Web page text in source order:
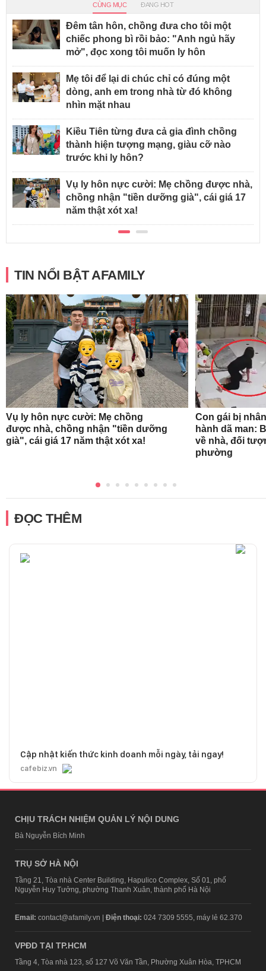
CÙNG MỤC ĐANG HOT
Đêm tân hôn, chồng đưa cho tôi một
chiếc phong bì rồi bảo: "Anh ngủ hãy
mở", đọc xong tôi muốn ly hôn
Mẹ tôi để lại di chúc chỉ có đúng một
dòng, anh em trong nhà từ đó không
nhìn mặt nhau
Kiều Tiên từng đưa cả gia đình chồng
thành hiện tượng mạng, giàu cỡ nào
trước khi ly hôn?
Vụ ly hôn nực cười: Mẹ chồng được nhà,
chồng nhận "tiền dưỡng già", cái giá 17
năm thật xót xa!
TIN NỔI BẬT AFAMILY
Vụ ly hôn nực cười: Mẹ chồng
được nhà, chồng nhận "tiền dưỡng
già", cái giá 17 năm thật xót xa!
Con gái bị
hành dã man:
về nhà, đối
phường
ĐỌC THÊM
Cập nhật kiến thức kinh doanh mỗi ngày, tải ngay!
cafebiz.vn
CHỊU TRÁCH NHIỆM QUẢN LÝ NỘI DUNG
Bà Nguyễn Bích Minh
TRỤ SỞ HÀ NỘI
Tầng 21, Tòa nhà Center Building, Hapulico Complex, Số 01, phố
Nguyễn Huy Tưởng, phường Thanh Xuân, thành phố Hà Nội
Email: contact@afamily.vn | Điện thoại: 024 7309 5555, máy lẻ 62.370
VPĐD TẠI TP.HCM
Tầng 4, Tòa nhà 123, số 127 Võ Văn Tần, Phường Xuân Hòa, TPHCM